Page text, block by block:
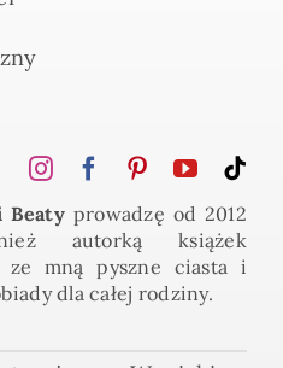
Beaty prowadzę od 2012
autorką książek
ze mną pyszne ciasta i
dla całej rodziny.